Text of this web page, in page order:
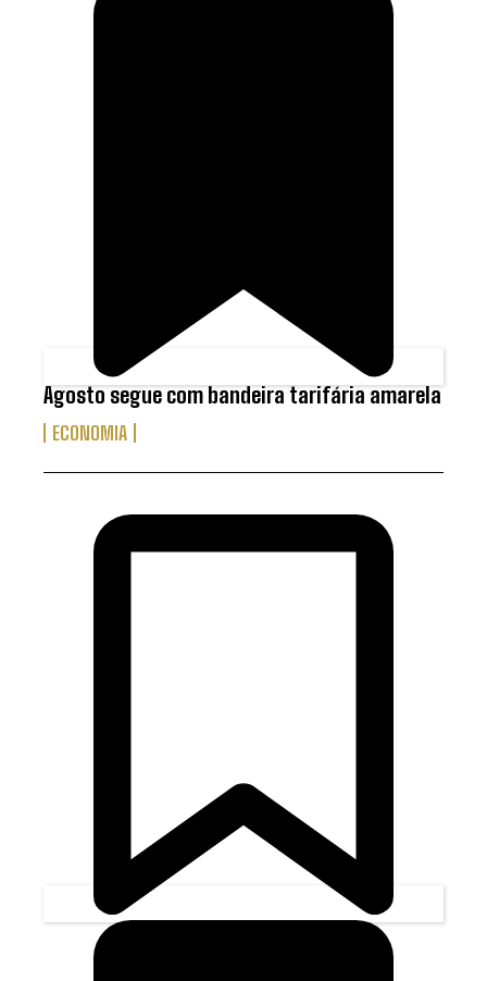
Agosto segue com bandeira tarifária amarela
ECONOMIA